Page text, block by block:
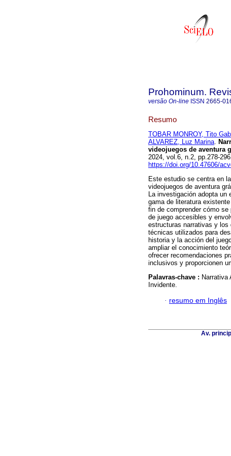
Prohominum.
versão On-line ISSN 2665-
Resumo
TOBAR MONROY, Tito
ALVAREZ, Luz Marina.
videojuegos de aventura
2024, vol.6, n.2, pp.278-
https://doi.org/10.47606/
Este estudio se centra en
videojuegos de aventura
La investigación adopta un
gama de literatura
fin de comprender cómo se
de juego accesibles y
estructuras narrativas y los
técnicas utilizados para
historia y la acción del
ampliar el conocimiento
ofrecer recomendaciones
inclusivos y proporcionen
Palavras-chave : Narrativa
Invidente.
· resumo em Inglês
Av.